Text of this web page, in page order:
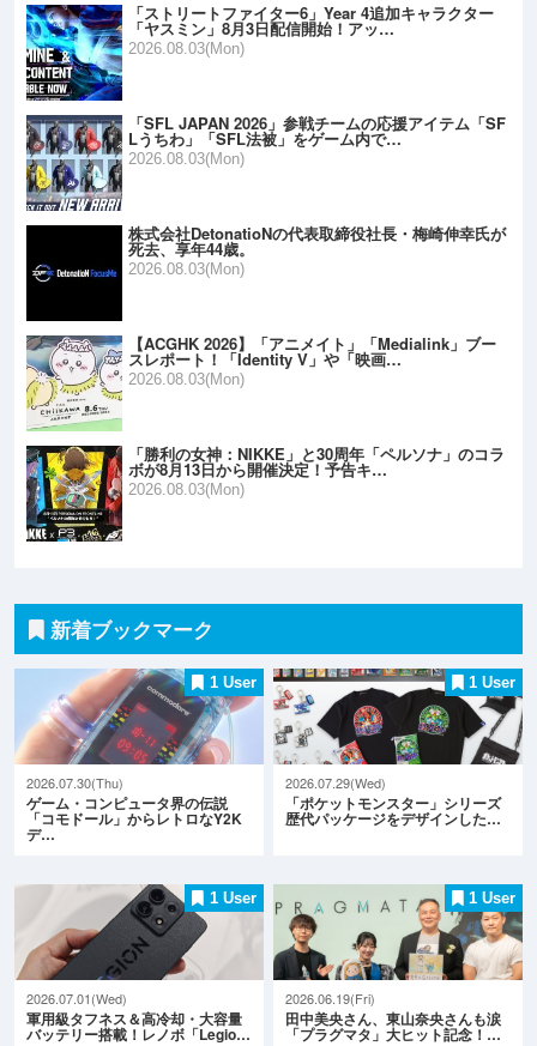
「ストリートファイター6」Year 4追加キャラクター
「ヤスミン」8月3日配信開始！アッ…
2026.08.03(Mon)
「SFL JAPAN 2026」参戦チームの応援アイテム「SF
Lうちわ」「SFL法被」をゲーム内で…
2026.08.03(Mon)
株式会社DetonatioNの代表取締役社長・梅崎伸幸氏が
死去、享年44歳。
2026.08.03(Mon)
【ACGHK 2026】「アニメイト」「Medialink」ブー
スレポート！「Identity V」や「映画…
2026.08.03(Mon)
「勝利の女神：NIKKE」と30周年「ペルソナ」のコラ
ボが8月13日から開催決定！予告キ…
2026.08.03(Mon)
新着ブックマーク
1 User
2026.07.30(Thu)
ゲーム・コンピュータ界の伝説
「コモドール」からレトロなY2K
デ…
1 User
2026.07.29(Wed)
「ポケットモンスター」シリーズ
歴代パッケージをデザインした…
1 User
2026.07.01(Wed)
軍用級タフネス＆高冷却・大容量
バッテリー搭載！レノボ「Legio…
1 User
2026.06.19(Fri)
田中美央さん、東山奈央さんも涙
「プラグマタ」大ヒット記念！…